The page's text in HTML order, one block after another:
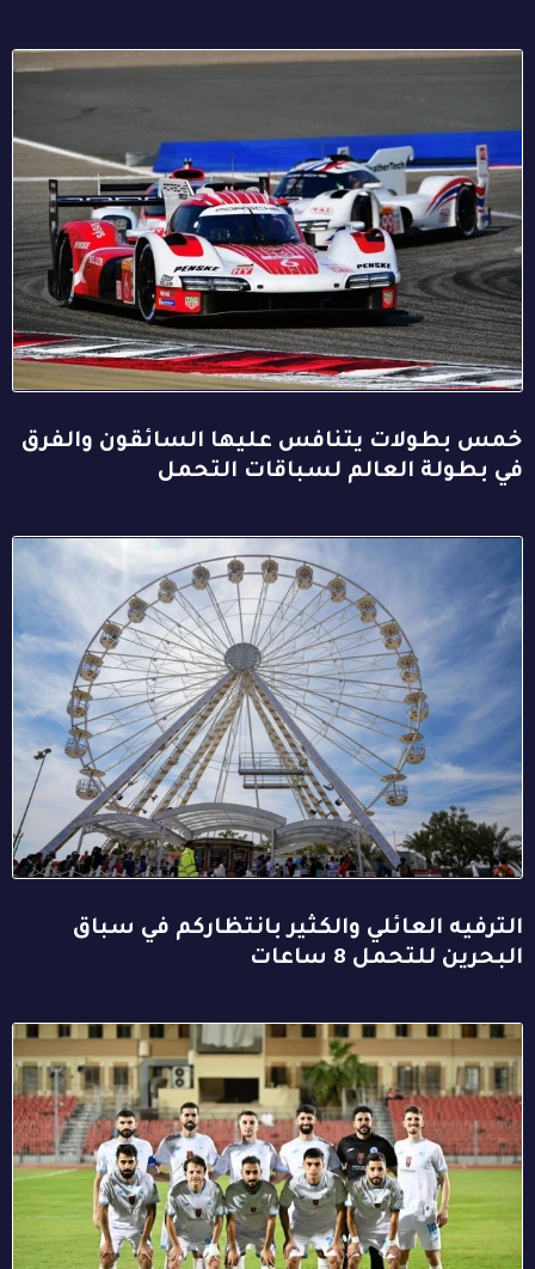
خمس بطولات يتنافس عليها السائقون والفرق
في بطولة العالم لسباقات التحمل
الترفيه العائلي والكثير بانتظاركم في سباق
البحرين للتحمل 8 ساعات